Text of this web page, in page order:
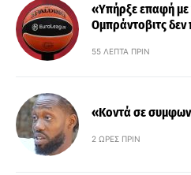
«Υπήρξε επαφή με
Ομπράντοβιτς δεν
55 ΛΕΠΤΆ ΠΡΙΝ
«Κοντά σε
2 ΏΡΕΣ ΠΡΙΝ